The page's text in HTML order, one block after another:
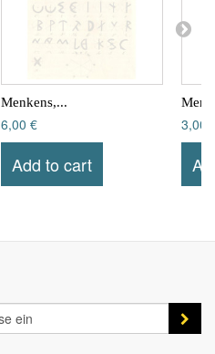
Menkens,...
6,00 €
Add to cart
3,00